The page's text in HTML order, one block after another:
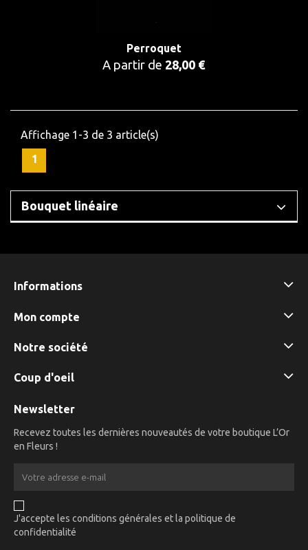
Perroquet
A partir de 28,00 €
Affichage 1-3 de 3 article(s)
1
Bouquet linéaire
Informations
Mon compte
Notre société
Coup d'oeil
Newsletter
Recevez toutes les dernières nouveautés de votre boutique L’Or
en Fleurs !
J'accepte les conditions générales et la politique de
confidentialité